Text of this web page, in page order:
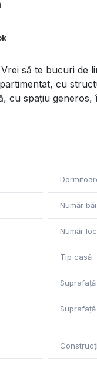
să te bucuri de
cu
cu spațiu
Număr băi
Număr
Tip casă